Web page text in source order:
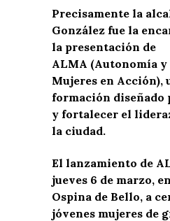
Precisamente la
González fue la
la presentación de
ALMA (Autonomía
Mujeres en Acción),
formación diseñado
y fortalecer el
la ciudad.
El lanzamiento de
jueves 6 de marzo,
Ospina de Bello, a
jóvenes mujeres de